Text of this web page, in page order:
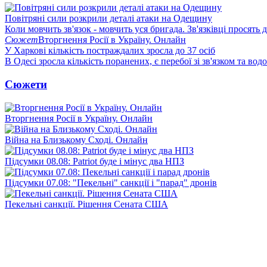
Повітряні сили розкрили деталі атаки на Одещину
Коли мовчить зв'язок - мовчить уся бригада. Зв'язківці просять
СюжетВторгнення Росії в Україну. Онлайн
У Харкові кількість постраждалих зросла до 37 осіб
В Одесі зросла кількість поранених, є перебої зі зв'язком та
Сюжети
Вторгнення Росії в Україну. Онлайн
Війна на Близькому Сході. Онлайн
Підсумки 08.08: Patriot буде і мінус два НПЗ
Підсумки 07.08: "Пекельні" санкції і "парад" дронів
Пекельні санкції. Рішення Сената США